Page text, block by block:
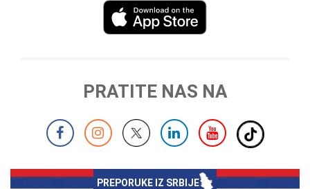
PRATITE NAS NA
PREPORUKE IZ SRBIJE